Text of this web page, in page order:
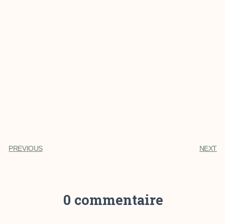
PREVIOUS NEXT
0 commentaire